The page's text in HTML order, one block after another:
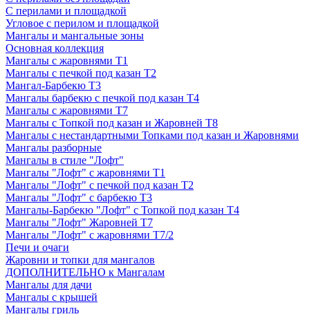
С перилами и площадкой
Угловое с перилом и площадкой
Мангалы и мангальные зоны
Основная коллекция
Мангалы с жаровнями Т1
Мангалы с печкой под казан Т2
Мангал-Барбекю Т3
Мангалы барбекю с печкой под казан Т4
Мангалы с жаровнями Т7
Мангалы с Топкой под казан и Жаровней Т8
Мангалы с нестандартными Топками под казан и Жаровнями
Мангалы разборные
Мангалы в стиле "Лофт"
Мангалы "Лофт" с жаровнями Т1
Мангалы "Лофт" с печкой под казан Т2
Мангалы "Лофт" с барбекю Т3
Мангалы-Барбекю "Лофт" с Топкой под казан Т4
Мангалы "Лофт" Жаровней Т7
Мангалы "Лофт" с жаровнями Т7/2
Печи и очаги
Жаровни и топки для мангалов
ДОПОЛНИТЕЛЬНО к Мангалам
Мангалы для дачи
Мангалы с крышей
Мангалы гриль